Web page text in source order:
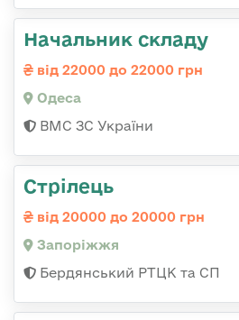
Начальник складу
від 22000 до 22000 грн
Одеса
ВМС ЗС України
Стрілець
від 20000 до 20000 грн
Запоріжжя
Бердянський РТЦК та СП